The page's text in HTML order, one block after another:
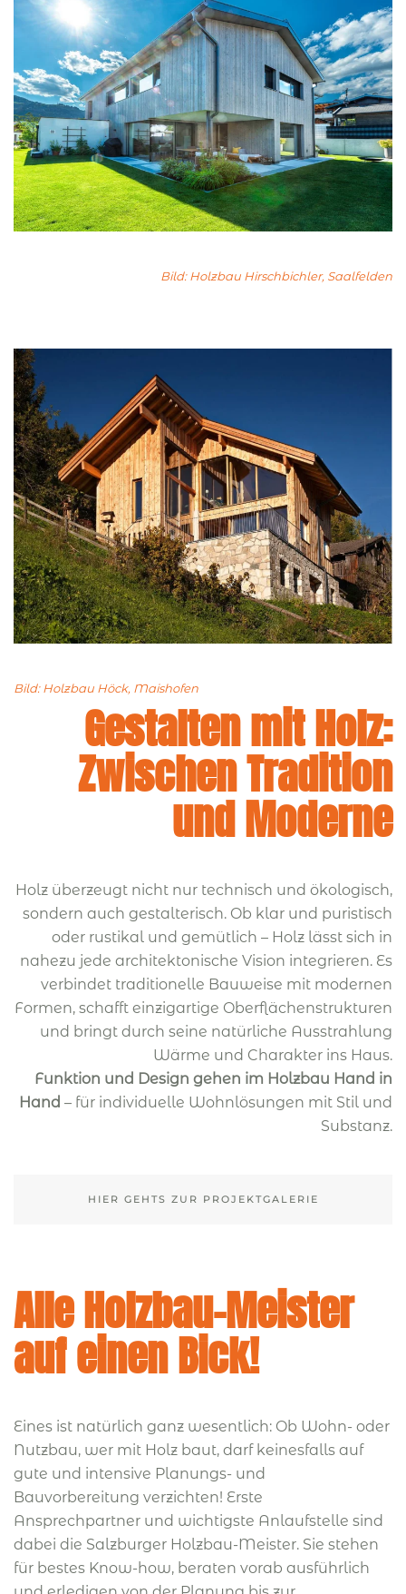
Bild: Holzbau Hirschbichler, Saalfelden
Bild: Holzbau Höck, Maishofen
Gestalten mit Holz:
Zwischen Tradition
und Moderne
Holz überzeugt nicht nur technisch und ökologisch,
sondern auch gestalterisch. Ob klar und puristisch
oder rustikal und gemütlich – Holz lässt sich in
nahezu jede architektonische Vision integrieren. Es
verbindet traditionelle Bauweise mit modernen
Formen, schafft einzigartige Oberflächenstrukturen
und bringt durch seine natürliche Ausstrahlung
Wärme und Charakter ins Haus.
Funktion und Design gehen im Holzbau Hand in
Hand – für individuelle Wohnlösungen mit Stil und
Substanz.
HIER GEHTS ZUR PROJEKTGALERIE
Alle Holzbau-Meister
auf einen Bick!
Eines ist natürlich ganz wesentlich: Ob Wohn- oder
Nutzbau, wer mit Holz baut, darf keinesfalls auf
gute und intensive Planungs- und
Bauvorbereitung verzichten! Erste
Ansprechpartner und wichtigste Anlaufstelle sind
dabei die Salzburger Holzbau-Meister. Sie stehen
für bestes Know-how, beraten vorab ausführlich